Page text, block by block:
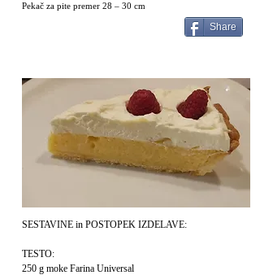
Pekač za pite premer 28 – 30 cm
Share
SESTAVINE in POSTOPEK IZDELAVE:
TESTO:
250 g moke Farina Universal